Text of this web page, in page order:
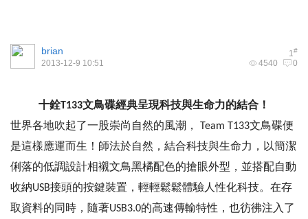
1#
brian
4540 0
2013-12-9 10:51
十銓T133文鳥碟經典呈現科技與生命力的結合！
世界各地吹起了一股崇尚自然的風潮， Team T133文鳥碟便
是這樣應運而生！師法於自然，結合科技與生命力，以簡潔
俐落的低調設計相襯文鳥黑橘配色的搶眼外型，並搭配自動
收納USB接頭的按鍵裝置，輕輕鬆鬆體驗人性化科技。在存
取資料的同時，隨著USB3.0的高速傳輸特性，也彷彿注入了